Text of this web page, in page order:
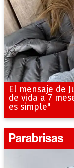
El mensaje de
de vida a 7
es simple"